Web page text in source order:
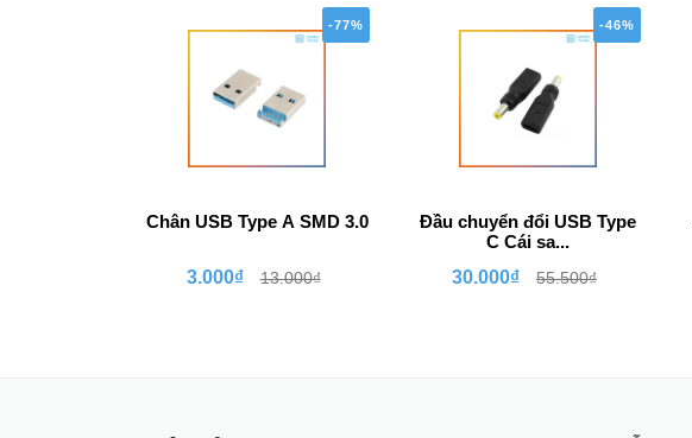
-77%
Chân USB Type A SMD 3.0
3.000₫ 13.000₫
-46%
Đầu chuyển đổi USB Type
C Cái sa...
30.000₫
55.500₫